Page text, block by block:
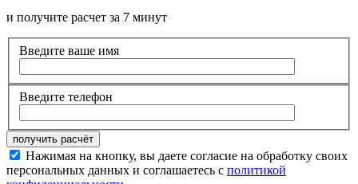
и получите расчет за 7 минут
Введите ваше имя
Введите телефон
Нажимая на кнопку, вы даете согласие на обработку своих
персональных данных и соглашаетесь с политикой